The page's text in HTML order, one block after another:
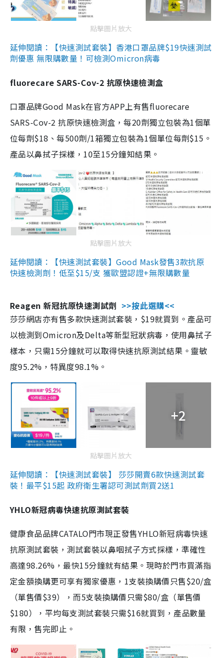
點擊圖片放大
延伸閱讀：【快速測試套裝】香港口罩品牌$19快速測試
劑優惠 無限購數量！可檢測Omicron病毒
fluorecare SARS-Cov-2 抗原快速檢測盒
口罩品牌Good Mask在官方APP上有售fluorecare
SARS-Cov-2 抗原快速檢測盒，每20劑獨立包裝為1個單
位每劑$18、每500劑/1箱獨立包裝為1個單位每劑$15。
產品以鼻拭子採樣，10至15分鐘知結果。
點擊圖片放大
延伸閱讀：【快速測試套裝】Good Mask發售3款抗原
快速檢測劑！低至$15/支 獲歐盟認證+無限購數量
Reagen 新冠抗原快速測試劑 >>按此選購<<
莎莎網店亦有售多款快速測試套裝，$19就買到。產品可
以檢測到Omicron及Delta等新型冠狀病毒，使用鼻拭子
樣本，只需15分鐘就可以取得快速抗原測試結果。靈敏
度95.2%，特異度98.1%。
+2
點擊圖片放大
延伸閱讀：【快速測試套裝】 莎莎開賣6款快速測試套
裝！最平$15起 政府衛生署認可測試劑買2送1
YHLO新冠病毒快速抗原測試套裝
健康食品品牌CATALO門市現正發售YHLO新冠病毒快速
抗原測試套裝，測試套裝以鼻咽拭子方式採樣，準確性
高達98.26%，最快15分鐘就有結果。現時於門市買滿指
定金額換購更可享有獨家優惠，1支裝換購價只售$20/盒
（單售價$39），而5支裝換購價只需$80/盒（單售價
$180），平均每支測試套裝只需$16就買到，產品數量
有限，售完即止。